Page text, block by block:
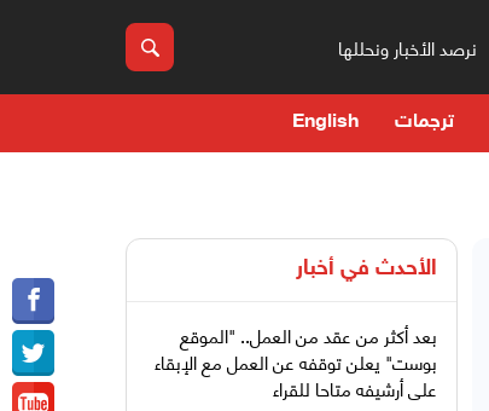
نرصد الأخبار ونحللها
ترجمات English
الأحدث في أخبار
بعد أكثر من عقد من العمل.. "الموقع
بوست" يعلن توقفه عن العمل مع الإبقاء
على أرشيفه متاحا للقراء